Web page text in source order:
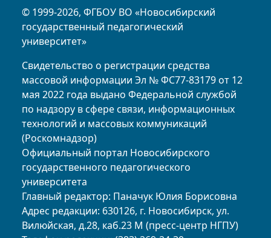
© 1999-2026, ФГБОУ ВО «Новосибирский
государственный педагогический
университет»
Свидетельство о регистрации средства
массовой информации Эл № ФС77-83179 от 12
мая 2022 года выдано Федеральной службой
по надзору в сфере связи, информационных
технологий и массовых коммуникаций
(Роскомнадзор)
Официальный портал Новосибирского
государственного педагогического
университета
Главный редактор: Паначук Юлия Борисовна
Адрес редакции: 630126, г. Новосибирск, ул.
Вилюйская, д.28, каб.23 М (пресс-центр НГПУ)